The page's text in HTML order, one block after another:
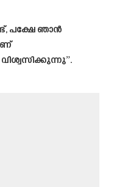
പക്ഷേ ഞാൻ